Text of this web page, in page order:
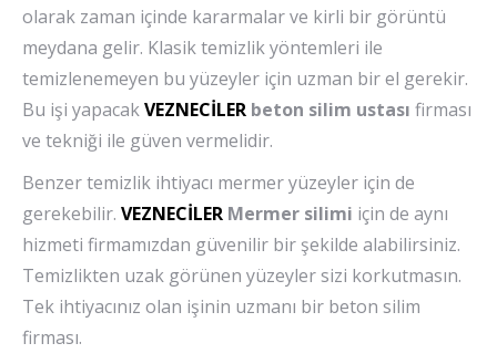
olarak zaman içinde kararmalar ve kirli bir görüntü
meydana gelir. Klasik temizlik yöntemleri ile
temizlenemeyen bu yüzeyler için uzman bir el gerekir.
Bu işi yapacakVEZNECİLER beton silim ustası firması
ve tekniği ile güven vermelidir.
Benzer temizlik ihtiyacı mermer yüzeyler için de
gerekebilir. VEZNECİLER Mermer silimi için de aynı
hizmeti firmamızdan güvenilir bir şekilde alabilirsiniz.
Temizlikten uzak görünen yüzeyler sizi korkutmasın.
Tek ihtiyacınız olan işinin uzmanı bir beton silim
firması.